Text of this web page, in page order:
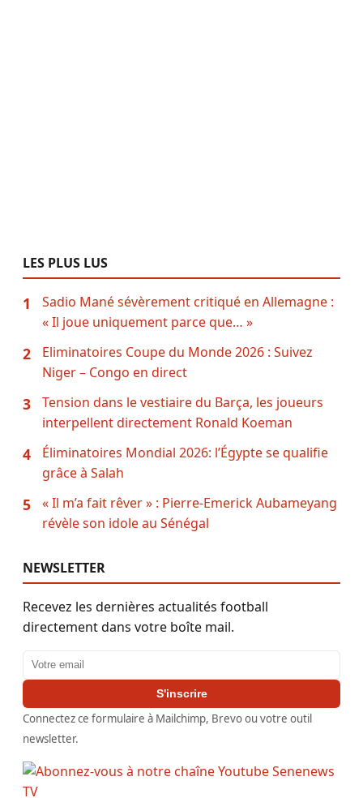
LES PLUS LUS
1
Sadio Mané sévèrement critiqué en Allemagne :
« Il joue uniquement parce que… »
2
Eliminatoires Coupe du Monde 2026 : Suivez
Niger – Congo en direct
3
Tension dans le vestiaire du Barça, les joueurs
interpellent directement Ronald Koeman
4
Éliminatoires Mondial 2026: l’Égypte se qualifie
grâce à Salah
5
« Il m’a fait rêver » : Pierre-Emerick Aubameyang
révèle son idole au Sénégal
NEWSLETTER
Recevez les dernières actualités football
directement dans votre boîte mail.
Adresse email
S'inscrire
Connectez ce formulaire à Mailchimp, Brevo ou votre outil
newsletter.